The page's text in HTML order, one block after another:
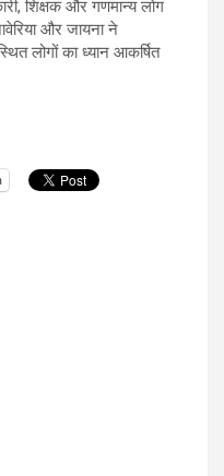
शिक्षक और गणमान्य लोग
और जायना ने
लोगों का ध्यान आकर्षित